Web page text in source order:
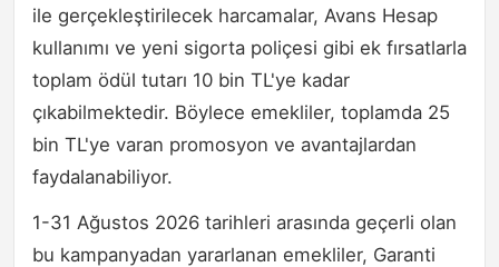
ile gerçekleştirilecek harcamalar, Avans Hesap
kullanımı ve yeni sigorta poliçesi gibi ek fırsatlarla
toplam ödül tutarı 10 bin TL'ye kadar
çıkabilmektedir. Böylece emekliler, toplamda 25
bin TL'ye varan promosyon ve avantajlardan
faydalanabiliyor.
1-31 Ağustos 2026 tarihleri arasında geçerli olan
bu kampanyadan yararlanan emekliler, Garanti